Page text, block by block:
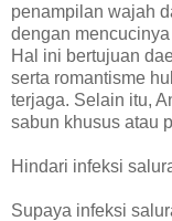
penampilan wajah
dengan
Hal ini bertujuan
serta romantisme
terjaga. Selain itu,
sabun khusus atau
Hindari infeksi
Supaya infeksi